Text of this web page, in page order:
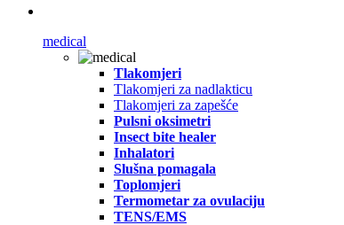
medical
Tlakomjeri
Tlakomjeri za nadlakticu
Tlakomjeri za zapešće
Pulsni oksimetri
Insect bite healer
Inhalatori
Slušna pomagala
Toplomjeri
Termometar za ovulaciju
TENS/EMS